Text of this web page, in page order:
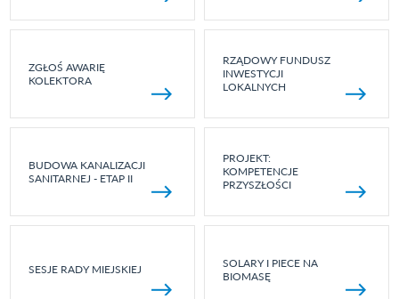
ZGŁOŚ AWARIĘ
KOLEKTORA
RZĄDOWY FUNDUSZ
INWESTYCJI
LOKALNYCH
BUDOWA KANALIZACJI
SANITARNEJ - ETAP II
PROJEKT:
KOMPETENCJE
PRZYSZŁOŚCI
SESJE RADY MIEJSKIEJ
SOLARY I PIECE NA
BIOMASĘ